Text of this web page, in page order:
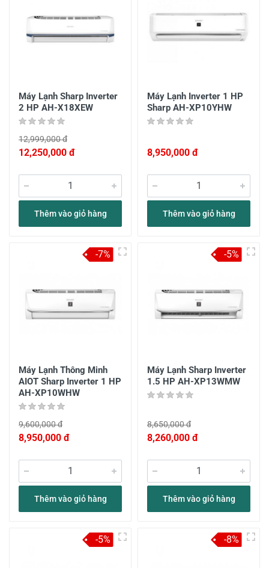
Máy Lạnh Sharp Inverter
2 HP AH-X18XEW
12,999,000 đ
12,250,000 đ
Thêm vào giỏ hàng
Máy Lạnh Inverter 1 HP
Sharp AH-XP10YHW
8,950,000 đ
Thêm vào giỏ hàng
Máy Lạnh Thông Minh
AIOT Sharp Inverter 1 HP
AH-XP10WHW
9,600,000 đ
8,950,000 đ
Thêm vào giỏ hàng
-7%
Máy Lạnh Sharp Inverter
1.5 HP AH-XP13WMW
8,650,000 đ
8,260,000 đ
Thêm vào giỏ hàng
-5%
-5% -8%